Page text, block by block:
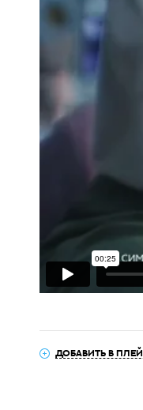
ДОБАВИТЬ В